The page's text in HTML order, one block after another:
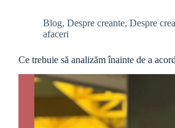
Blog, Despre creante, Despre
afaceri
Ce trebuie să analizăm înainte de a